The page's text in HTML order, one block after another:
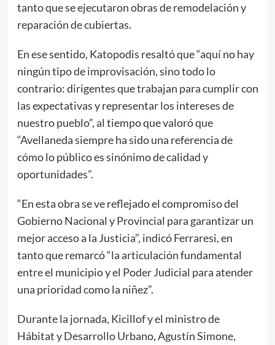
tanto que se ejecutaron obras de remodelación y
reparación de cubiertas.
En ese sentido, Katopodis resaltó que “aquí no hay
ningún tipo de improvisación, sino todo lo
contrario: dirigentes que trabajan para cumplir con
las expectativas y representar los intereses de
nuestro pueblo”, al tiempo que valoró que
“Avellaneda siempre ha sido una referencia de
cómo lo público es sinónimo de calidad y
oportunidades”.
“En esta obra se ve reflejado el compromiso del
Gobierno Nacional y Provincial para garantizar un
mejor acceso a la Justicia”, indicó Ferraresi, en
tanto que remarcó “la articulación fundamental
entre el municipio y el Poder Judicial para atender
una prioridad como la niñez”.
Durante la jornada, Kicillof y el ministro de
Hábitat y Desarrollo Urbano, Agustín Simone,